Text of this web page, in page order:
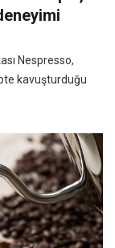
Nespresso,
kavuşturduğu